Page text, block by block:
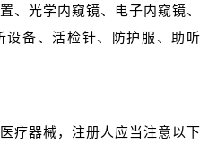
、光学内窥镜、电子内窥镜、
备、活检针、防护服、助听
疗器械，注册人应当注意以下